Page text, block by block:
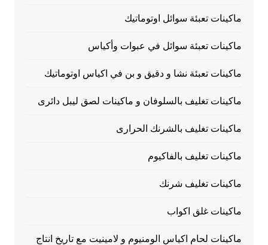
ماكينات تعبئة سوائل اوتوماتيك
ماكينات تعبئة سوائل في عبوات وأكياس
ماكينات تعبئة نشا و دقيق و بن في اكياس اوتوماتيك
ماكينات تغليف بالسلوفان و ماكينات لصق ليبل دائرى
ماكينات تغليف بالشرنك الحرارى
ماكينات تغليف بالفاكيوم
ماكينات تغليف شرنك
ماكينات غلق اكواب
ماكينات لحام اكياس الومنيوم و لامينيت مع تاريخ انتاج